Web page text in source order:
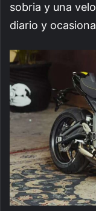
sobria y una
diario y